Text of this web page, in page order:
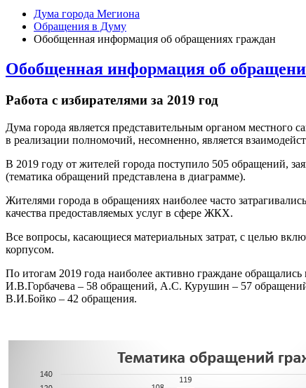
Дума города Мегиона
Обращения в Думу
Обобщенная информация об обращениях граждан
Обобщенная информация об
Работа с избирателями за 2019 год
Дума города является представительным органом
в реализации полномочий, несомненно, является
В 2019 году от жителей города поступило 505 обращений,
(тематика обращений представлена в диаграмме).
Жителями города в обращениях наиболее часто
качества предоставляемых услуг в сфере ЖКХ.
Все вопросы, касающиеся материальных затрат, с целью
корпусом.
По итогам 2019 года наиболее активно граждане
И.В.Горбачева – 58 обращений, А.С. Курушин – 57
В.И.Бойко – 42 обращения.